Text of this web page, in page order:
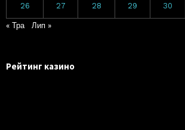
26 27 28 29 30
« Тра Лип »
Рейтинг казино